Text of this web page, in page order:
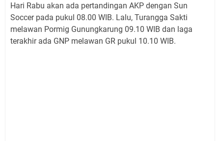
Hari Rabu akan ada pertandingan AKP dengan Sun
Soccer pada pukul 08.00 WIB. Lalu, Turangga Sakti
melawan Pormig Gunungkarung 09.10 WIB dan laga
terakhir ada GNP melawan GR pukul 10.10 WIB.